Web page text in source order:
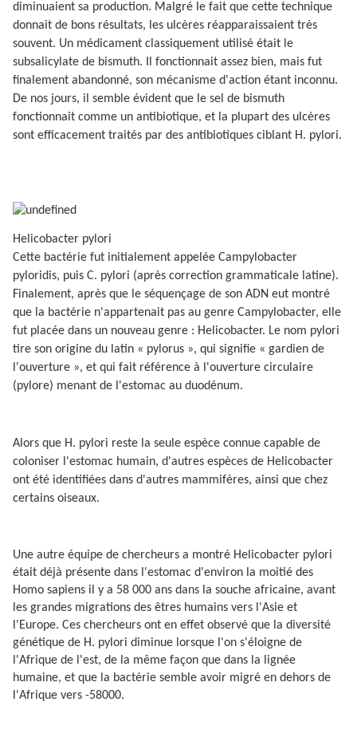
diminuaient sa production. Malgré le fait que cette technique
donnait de bons résultats, les ulcères réapparaissaient très
souvent. Un médicament classiquement utilisé était le
subsalicylate de bismuth. Il fonctionnait assez bien, mais fut
finalement abandonné, son mécanisme d'action étant inconnu.
De nos jours, il semble évident que le sel de bismuth
fonctionnait comme un antibiotique, et la plupart des ulcères
sont efficacement traités par des antibiotiques ciblant H. pylori.
Helicobacter pylori
Cette bactérie fut initialement appelée Campylobacter
pyloridis, puis C. pylori (après correction grammaticale latine).
Finalement, après que le séquençage de son ADN eut montré
que la bactérie n'appartenait pas au genre Campylobacter, elle
fut placée dans un nouveau genre : Helicobacter. Le nom pylori
tire son origine du latin « pylorus », qui signifie « gardien de
l'ouverture », et qui fait référence à l'ouverture circulaire
(pylore) menant de l'estomac au duodénum.
Alors que H. pylori reste la seule espèce connue capable de
coloniser l'estomac humain, d'autres espèces de Helicobacter
ont été identifiées dans d'autres mammifères, ainsi que chez
certains oiseaux.
Une autre équipe de chercheurs a montré Helicobacter pylori
était déjà présente dans l'estomac d'environ la moitié des
Homo sapiens il y a 58 000 ans dans la souche africaine, avant
les grandes migrations des êtres humains vers l'Asie et
l'Europe. Ces chercheurs ont en effet observé que la diversité
génétique de H. pylori diminue lorsque l'on s'éloigne de
l'Afrique de l'est, de la même façon que dans la lignée
humaine, et que la bactérie semble avoir migré en dehors de
l'Afrique vers -58000.